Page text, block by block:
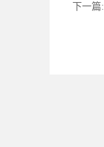
下一篇: